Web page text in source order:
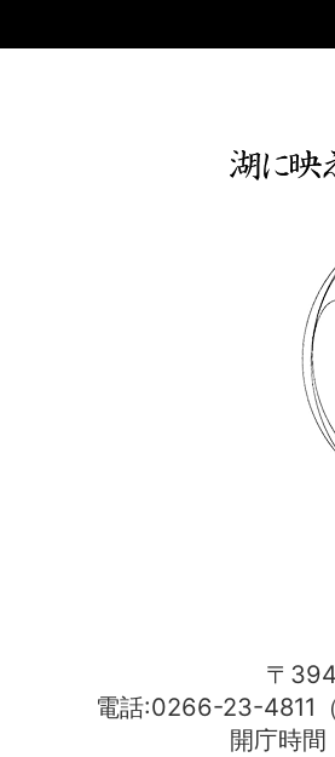
〒
電話:0266-23-4811
開庁時